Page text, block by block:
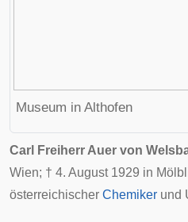
Museum in Althofen
Carl Freiherr Auer von
Wien; † 4. August 1929 in
österreichischer Chemiker und